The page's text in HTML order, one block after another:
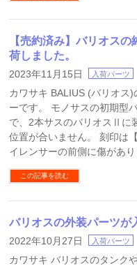
【売約済み】バリオス
荷しました。
2023年11月15日 入荷パーツ
カワサキ BALIUS (バリオス)
ーです。 モノサスの初期型
で、2本サスのバリオスⅡに
位置が合いません。 刻印は
イレンサーの前側に傷があ
この記事を読む
バリオスの外装パーツが
2022年10月27日 入荷パーツ
カワサキ バリオスのタンク